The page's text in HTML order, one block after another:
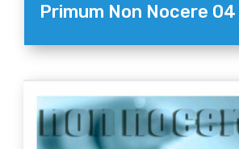
Primum Non Nocere 04